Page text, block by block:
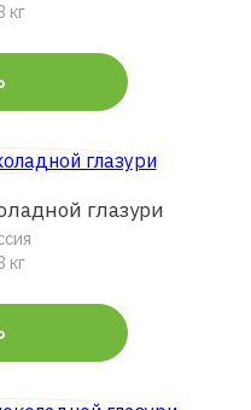
кг
глазури
кг